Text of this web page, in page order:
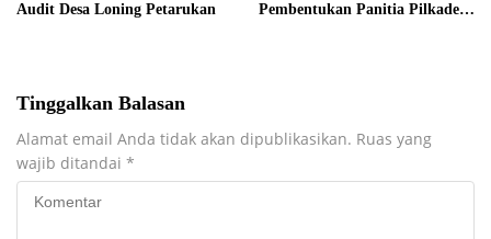
Audit Desa Loning Petarukan
Pembentukan Panitia Pilkades
Tinggalkan Balasan
Alamat email Anda tidak akan dipublikasikan. Ruas yang
wajib ditandai *